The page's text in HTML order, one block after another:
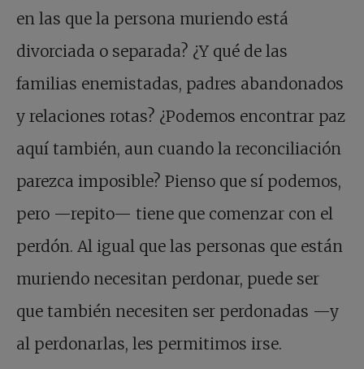
en las que la persona muriendo está
divorciada o separada? ¿Y qué de las
familias enemistadas, padres abandonados
y relaciones rotas? ¿Podemos encontrar paz
aquí también, aun cuando la reconciliación
parezca imposible? Pienso que sí podemos,
pero —repito— tiene que comenzar con el
perdón. Al igual que las personas que están
muriendo necesitan perdonar, puede ser
que también necesiten ser perdonadas —y
al perdonarlas, les permitimos irse.